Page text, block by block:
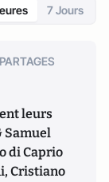
7 Jours
leurs
Samuel
di Caprio
Cristiano